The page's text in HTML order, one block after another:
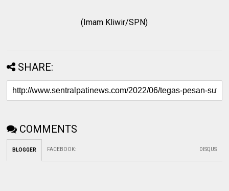
(Imam Kliwir/SPN)
SHARE:
COMMENTS
BLOGGER FACEBOOK: DISQUS